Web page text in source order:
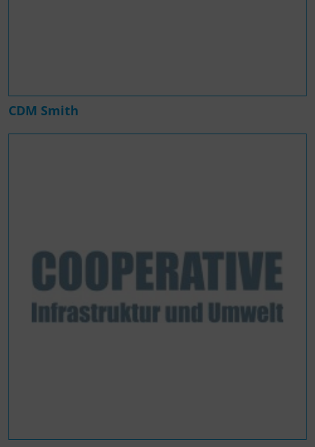
CDM Smith